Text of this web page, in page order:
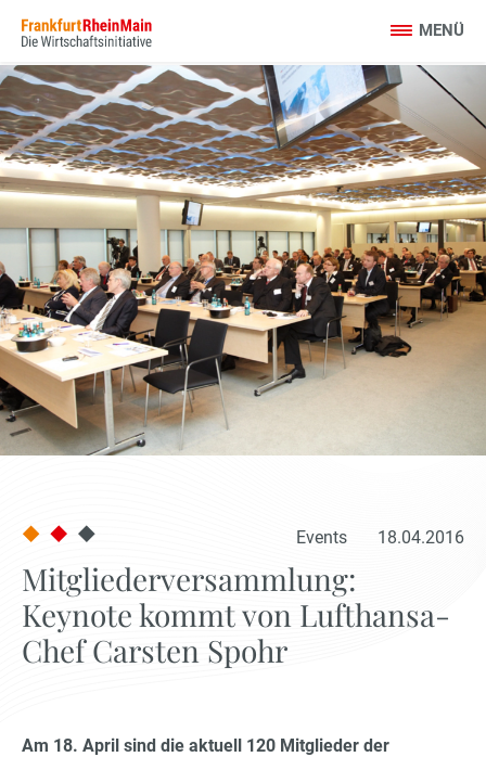
Events 18.04.2016
Mitgliederversammlung:
Keynote kommt von Lufthansa-
Chef Carsten Spohr
Am 18. April sind die aktuell 120 Mitglieder der